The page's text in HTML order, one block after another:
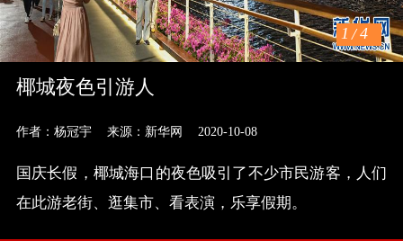
1 /4
椰城夜色引游人
作者：杨冠宇 来源：新华网 2020-10-08
国庆长假，椰城海口的夜色吸引了不少市民游客，人们
在此游老街、逛集市、看表演，乐享假期。